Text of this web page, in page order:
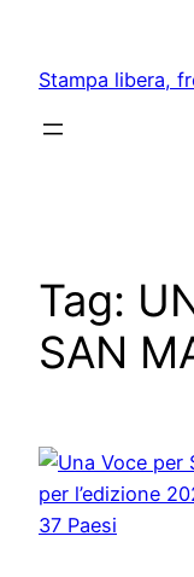
content
Stampa libera,
Tag:
SAN